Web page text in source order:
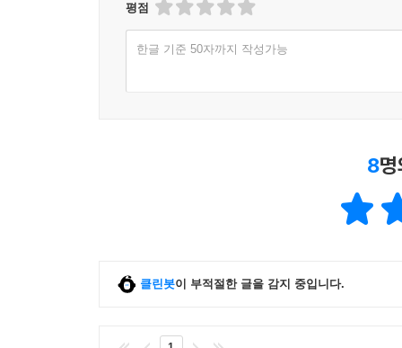
평점
한글 기준 50자까지 작성가능
8
클린봇이 부적절한 글을 감지 중입니다.